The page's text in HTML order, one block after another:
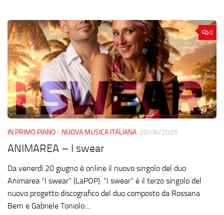
0
IN PRIMO PIANO/ NUOVA MUSICA ITALIANA 20/06/2025
ANIMAREA – I swear
Da venerdì 20 giugno è online il nuovo singolo del duo
Animarea “I swear” (LaPOP). “I swear” è il terzo singolo del
nuovo progetto discografico del duo composto da Rossana
Bern e Gabriele Toniolo:...